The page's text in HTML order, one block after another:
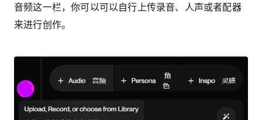
音频这一栏，你可以可以自行上传录音、人声或者配器
来进行创作。